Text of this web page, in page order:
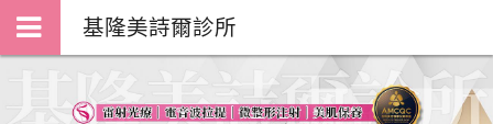
基隆美詩爾診所